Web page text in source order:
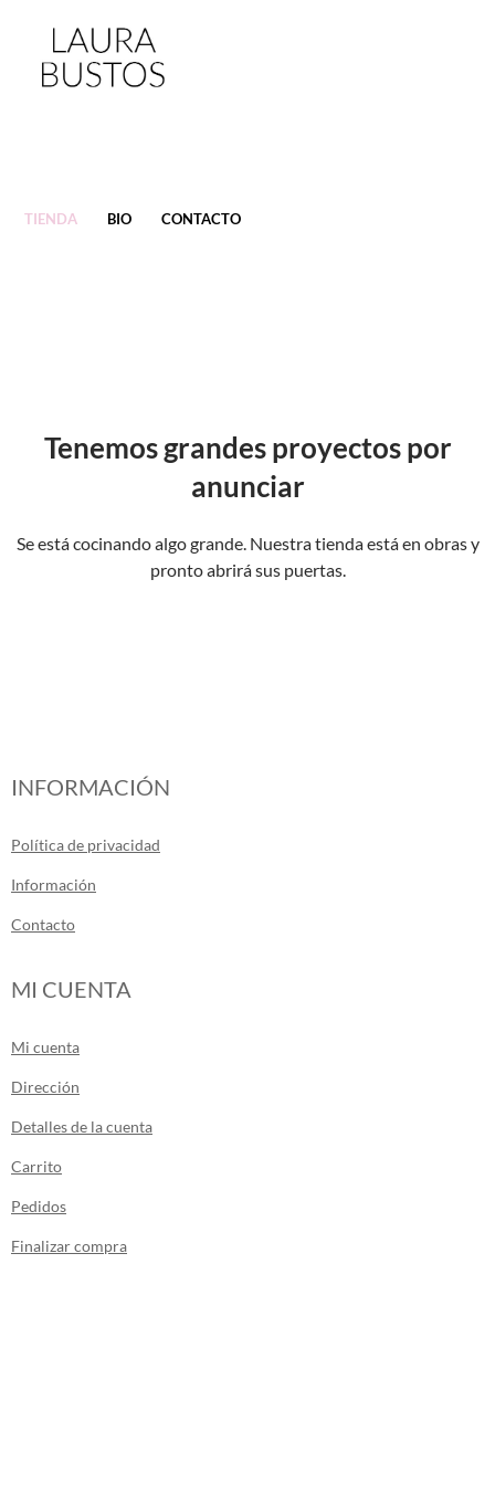
AL
TIENDA BIO CONTACTO
Tenemos grandes proyectos por
anunciar
Se está cocinando algo grande. Nuestra tienda está en obras y
pronto abrirá sus puertas.
INFORMACIÓN
Política de privacidad
Información
Contacto
MI CUENTA
Mi cuenta
Dirección
Detalles de la cuenta
Carrito
Pedidos
Finalizar compra